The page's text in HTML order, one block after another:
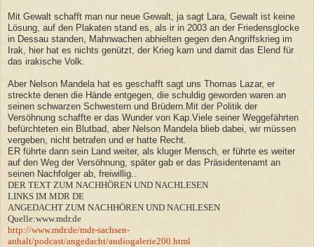
Mit Gewalt schafft man nur neue Gewalt, ja sagt Lara, Gewalt ist keine
Lösung, auf den Plakaten stand es, als ir in 2003 an der Friedensglocke
in Dessau standen, Mahnwachen abhielten gegen den Angriffskrieg im
Irak, hier hat es nichts genützt, der Krieg kam und damit das Elend für
das irakische Volk.
Aber Nelson Mandela hat es geschafft sagt uns Thomas Lazar, er
streckte denen die Hände entgegen, die schuldig geworden waren an
seinen schwarzen Schwestern und Brüdern.Mit der Politik der
Versöhnung schaffte er das Wunder von Kap.Viele seiner Weggefährten
befürchteten ein Blutbad, aber Nelson Mandela blieb dabei, wir müssen
vergeben, nicht betrafen und er hatte Recht.
ER führte dann sein Land weiter, als kluger Mensch, er führte es weiter
auf den Weg der Versöhnung, später gab er das Präsidentenamt an
seinen Nachfolger ab, freiwillig..
DER TEXT ZUM NACHHÖREN UND NACHLESEN
LINKS IM MDR DE
ANGEDACHT ZUM NACHHÖREN UND NACHLESEN
Quelle:www.mdr.de
http://www.mdr.de/mdr-sachsen-
anhalt/podcast/angedacht/audiogalerie200.html